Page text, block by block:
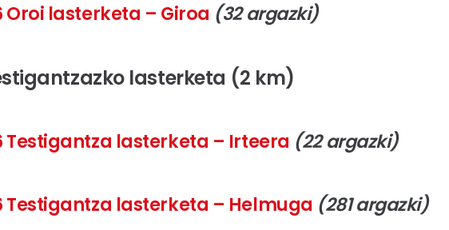
Oroi lasterketa – Giroa (32 argazki)
lasterketa (2 km)
Testigantza lasterketa – Irteera (22 argazki)
Testigantza lasterketa – Helmuga (281 argazki)